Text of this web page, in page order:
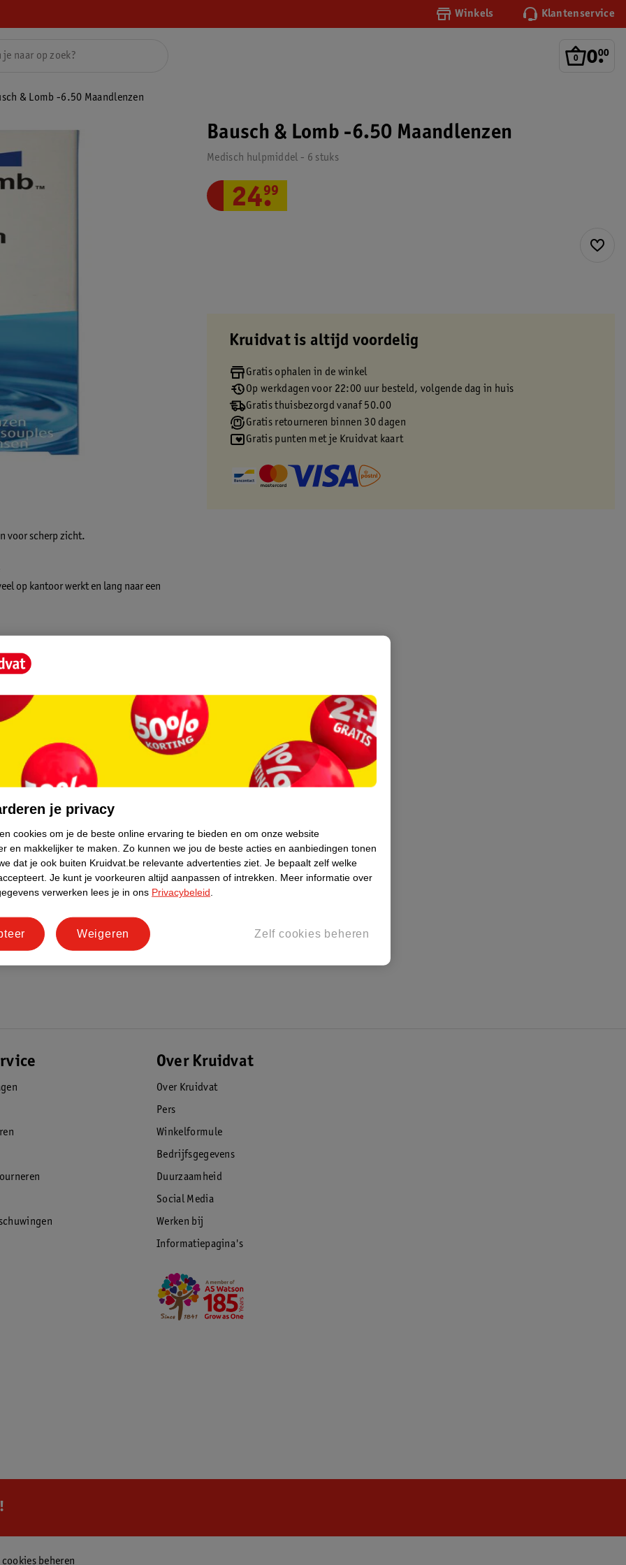
Winkels Klantenservice
0.
00
& Lomb -6.50 Maandlenzen
voor scherp zicht.
op kantoor werkt en lang naar een
voorkomen van de opbouw van eiwitten en
Bausch & Lomb -6.50 Maandlenzen
Medisch hulpmiddel - 6 stuks
24.
99
Kruidvat is altijd voordelig
Gratis ophalen in de winkel
Op werkdagen voor 22:00 uur besteld, volgende dag in huis
Gratis thuisbezorgd vanaf 50.00
Gratis retourneren binnen 30 dagen
Gratis punten met je Kruidvat kaart
Over Kruidvat
Over Kruidvat
Pers
Winkelformule
Bedrijfsgegevens
Duurzaamheid
Social Media
Werken bij
Informatiepagina's
beheren
je privacy
cookies om je de beste online ervaring te bieden en om onze website
en makkelijker te maken. Zo kunnen we jou de beste acties en aanbiedingen tonen
dat je ook buiten Kruidvat.be relevante advertenties ziet. Je bepaalt zelf welke
Je kunt je voorkeuren altijd aanpassen of intrekken.
Meer informatie over
verwerken lees je in ons Privacybeleid
Zelf cookies beheren
Weigeren